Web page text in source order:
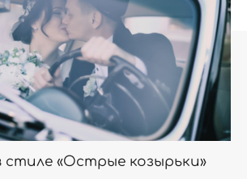
стиле «Острые козырьки»